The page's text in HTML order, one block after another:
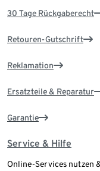
30 Tage Rückgaberecht
Retouren-Gutschrift
Reklamation
Ersatzteile & Reparatur
Garantie
Service & Hilfe
Online-Services nutzen